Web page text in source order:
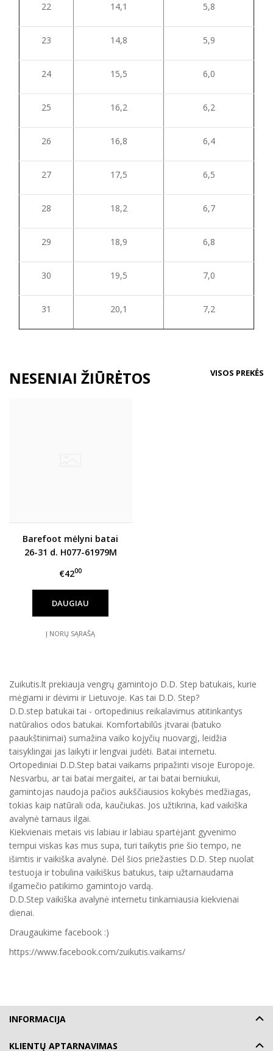
22 14,1 5,8
23 14,8 5,9
24 15,5 6,0
25 16,2 6,2
26 16,8 6,4
27 17,5 6,5
28 18,2 6,7
29 18,9 6,8
30 19,5 7,0
31 20,1 7,2
NESENIAI ŽIŪRĖTOS VISOS PREKĖS
Barefoot mėlyni batai
26-31 d. H077-61979M
€4200
DAUGIAU
Į NORŲ SĄRAŠĄ
Zuikutis.lt prekiauja vengrų gamintojo D.D. Step batukais, kurie
mėgiami ir dėvimi ir Lietuvoje. Kas tai D.D. Step?
D.D.step batukai tai - ortopedinius reikalavimus atitinkantys
natūralios odos batukai. Komfortabilūs įtvarai (batuko
paaukštinimai) sumažina vaiko kojyčių nuovargį, leidžia
taisyklingai jas laikyti ir lengvai judėti. Batai internetu.
Ortopediniai D.D.Step batai vaikams pripažinti visoje Europoje.
Nesvarbu, ar tai batai mergaitei, ar tai batai berniukui,
gamintojas naudoja pačios aukščiausios kokybės medžiagas,
tokias kaip natūrali oda, kaučiukas. Jos užtikrina, kad vaikiška
avalynė tarnaus ilgai.
Kiekvienais metais vis labiau ir labiau spartėjant gyvenimo
tempui viskas kas mus supa, turi taikytis prie šio tempo, ne
išimtis ir vaikiška avalynė. Dėl šios priežasties D.D. Step nuolat
testuoja ir tobulina vaikiškus batukus, taip užtarnaudama
ilgamečio patikimo gamintojo vardą.
D.D.Step vaikiška avalynė internetu tinkamiausia kiekvienai
dienai.
Draugaukime facebook :)
https://www.facebook.com/zuikutis.vaikams/
INFORMACIJA
KLIENTŲ APTARNAVIMAS